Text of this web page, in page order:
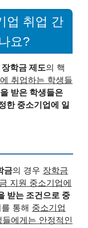
업 취업 간
요?
학금 제도의 핵
취업하는 학생들
받은 학생들은
한 중소기업에 일
금의 경우 장학금
지원 중소기업에
받는 조건으로 중
통해 중소기업
에게는 안정적인